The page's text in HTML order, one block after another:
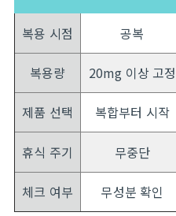
복용 시점 공복
복용량 20mg 이상 고정
제품 선택 복합부터 시작
휴식 주기 무중단
체크 여부 무성분 확인